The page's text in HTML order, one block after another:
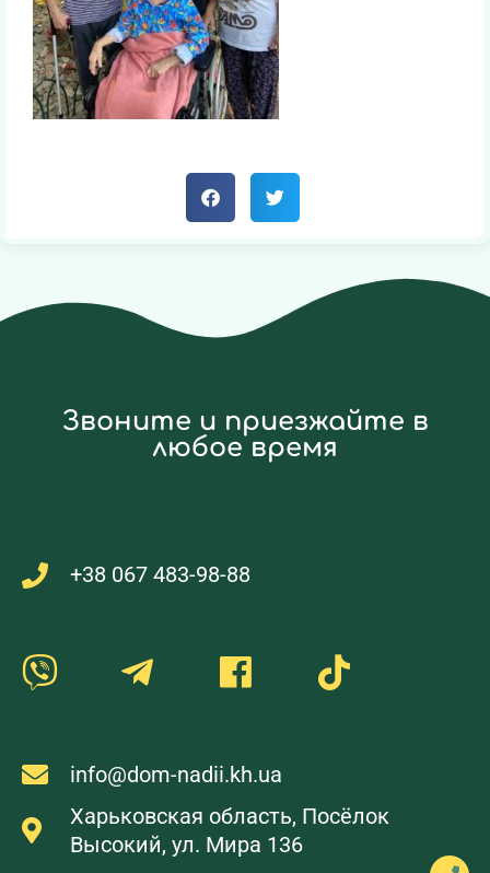
Звоните и приезжайте в
любое время
+38 067 483-98-88
info@dom-nadii.kh.ua
Харьковская область, Посёлок
Высокий, ул. Мира 136